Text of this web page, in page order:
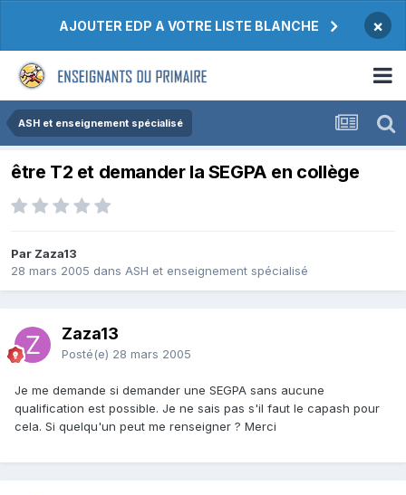
AJOUTER EDP A VOTRE LISTE BLANCHE ×
ASH et enseignement spécialisé
être T2 et demander la SEGPA en collège
Par Zaza13
28 mars 2005 dans ASH et enseignement spécialisé
Zaza13
Posté(e) 28 mars 2005
Je me demande si demander une SEGPA sans aucune
qualification est possible. Je ne sais pas s'il faut le capash pour
cela. Si quelqu'un peut me renseigner ? Merci